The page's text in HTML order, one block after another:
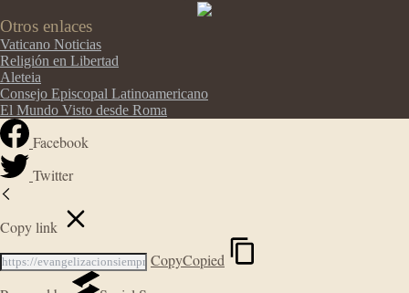
Otros enlaces
Vaticano Noticias
Religión en Libertad
Aleteia
Consejo Episcopal Latinoamericano
El Mundo Visto desde Roma
Facebook
Twitter
Copy link
CopyCopied